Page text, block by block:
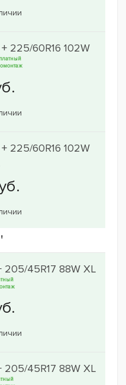
225/60R16 102W
225/60R16 102W
205/45R17 88W XL
205/45R17 88W XL